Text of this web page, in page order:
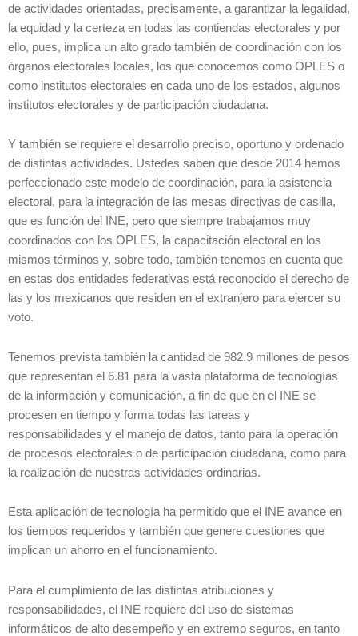
de actividades orientadas, precisamente, a garantizar la legalidad,
la equidad y la certeza en todas las contiendas electorales y por
ello, pues, implica un alto grado también de coordinación con los
órganos electorales locales, los que conocemos como OPLES o
como institutos electorales en cada uno de los estados, algunos
institutos electorales y de participación ciudadana.
Y también se requiere el desarrollo preciso, oportuno y ordenado
de distintas actividades. Ustedes saben que desde 2014 hemos
perfeccionado este modelo de coordinación, para la asistencia
electoral, para la integración de las mesas directivas de casilla,
que es función del INE, pero que siempre trabajamos muy
coordinados con los OPLES, la capacitación electoral en los
mismos términos y, sobre todo, también tenemos en cuenta que
en estas dos entidades federativas está reconocido el derecho de
las y los mexicanos que residen en el extranjero para ejercer su
voto.
Tenemos prevista también la cantidad de 982.9 millones de pesos
que representan el 6.81 para la vasta plataforma de tecnologías
de la información y comunicación, a fin de que en el INE se
procesen en tiempo y forma todas las tareas y
responsabilidades y el manejo de datos, tanto para la operación
de procesos electorales o de participación ciudadana, como para
la realización de nuestras actividades ordinarias.
Esta aplicación de tecnología ha permitido que el INE avance en
los tiempos requeridos y también que genere cuestiones que
implican un ahorro en el funcionamiento.
Para el cumplimiento de las distintas atribuciones y
responsabilidades, el INE requiere del uso de sistemas
informáticos de alto desempeño y en extremo seguros, en tanto